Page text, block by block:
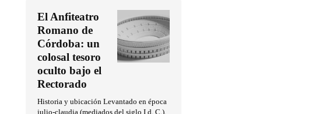
El Anfiteatro
Romano de
Córdoba: un
colosal tesoro
oculto bajo el
Rectorado
Historia y ubicación Levantado en época
julio-claudia (mediados del siglo I d. C.),